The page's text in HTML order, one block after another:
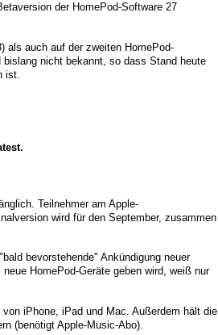
der HomePod-Software 27
als auch auf der zweiten HomePod-
bislang nicht bekannt, so dass Stand heute
ist.
Teilnehmer am Apple-
wird für den September, zusammen
bevorstehende" Ankündigung neuer
HomePod-Geräte geben wird, weiß nur
iPhone, iPad und Mac. Außerdem hält die
(benötigt Apple-Music-Abo).